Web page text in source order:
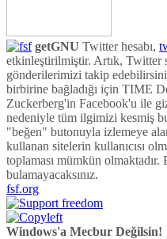
getGNU Twitter hesabı,
etkinleştirilmiştir. Artık, Twitter
gönderilerimizi takip
birbirine bağladığı için TIME
Zuckerberg'in Facebook'u ile
nedeniyle tüm ilgimizi kesmiş
"beğen" butonuyla izlemeye
kullanan sitelerin kullanıcısı
toplaması mümkün
bulamayacaksınız.
fsf.org
Windows'a Mecbur Değilsin!